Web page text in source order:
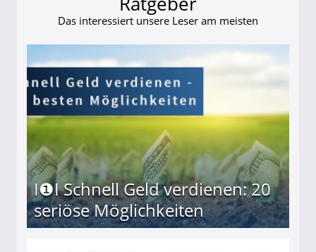
Das interessiert unsere Leser am meisten
I❶I Schnell Geld verdienen: 20
seriöse Möglichkeiten